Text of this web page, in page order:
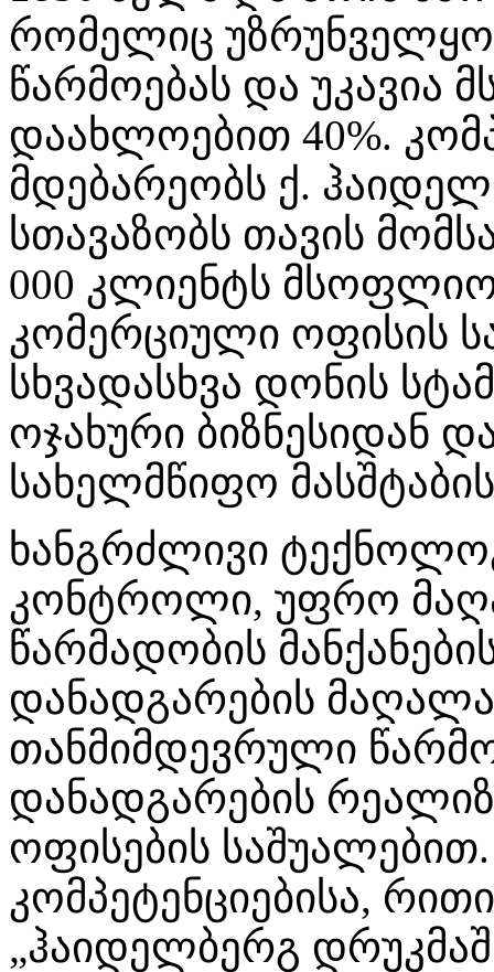
რომელიც
წარმოებას და უკავია
დაახლოებით 40%.
მდებარეობს ქ.
სთავაზობს თავის
000 კლიენტს
კომერციული ოფისის
სხვადასხვა დონის
ოჯახური ბიზნესიდან
სახელმწიფო
ხანგრძლივი
კონტროლი, უფრო
წარმადობის
დანადგარების
თანმიმდევრული
დანადგარების
ოფისების საშუალებით.
კომპეტენციებისა,
„ჰაიდელბერგ